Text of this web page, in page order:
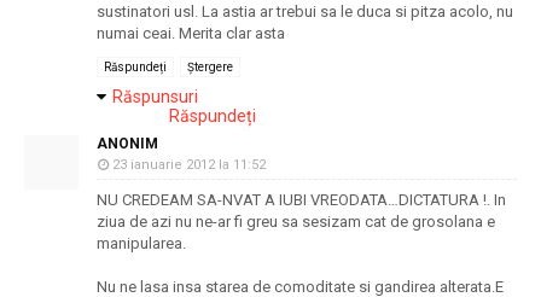
sustinatori usl. La astia ar trebui sa le duca si pitza acolo, nu
numai ceai. Merita clar asta
Răspundeți Ștergere
Răspunsuri
Răspundeți
ANONIM
23 ianuarie 2012 la 11:52
NU CREDEAM SA-NVAT A IUBI VREODATA…DICTATURA !. In
ziua de azi nu ne-ar fi greu sa sesizam cat de grosolana e
manipularea.
Nu ne lasa insa starea de comoditate si gandirea alterata.E